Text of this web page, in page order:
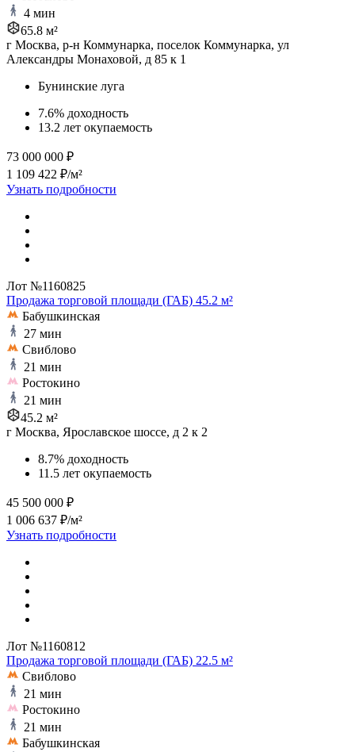
4 мин
65.8 м²
г Москва, р-н Коммунарка, поселок Коммунарка, ул
Александры Монаховой, д 85 к 1
Бунинские луга
7.6% доходность
13.2 лет окупаемость
73 000 000 ₽
1 109 422 ₽/м²
Узнать подробности
Лот №1160825
Продажа торговой площади (ГАБ) 45.2 м²
Бабушкинская
27 мин
Свиблово
21 мин
Ростокино
21 мин
45.2 м²
г Москва, Ярославское шоссе, д 2 к 2
8.7% доходность
11.5 лет окупаемость
45 500 000 ₽
1 006 637 ₽/м²
Узнать подробности
Лот №1160812
Продажа торговой площади (ГАБ) 22.5 м²
Свиблово
21 мин
Ростокино
21 мин
Бабушкинская